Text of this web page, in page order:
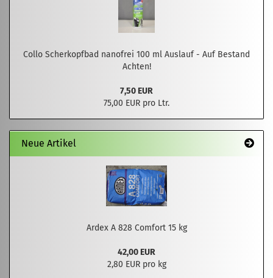
Collo Scherkopfbad nanofrei 100 ml Auslauf - Auf Bestand
Achten!
7,50 EUR
75,00 EUR pro Ltr.
Neue Artikel
Ardex A 828 Comfort 15 kg
42,00 EUR
2,80 EUR pro kg